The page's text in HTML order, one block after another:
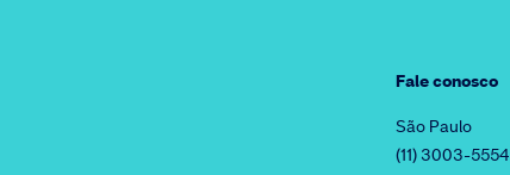
Fale conosco
São Paulo
(11) 3003-5554